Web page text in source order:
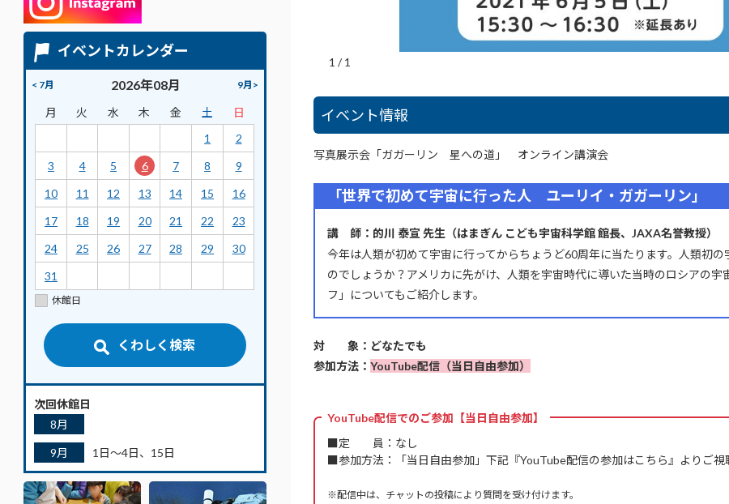
イベントカレンダー
< 7月 2026年08月 9月>
月 火 水 木 金 土
日
1
2
3
4 5 6 7 8
9
10
11 12 13 14 15
16
17
18 19 20 21 22
23
24
25 26 27 28 29
30
31
休館日
くわしく検索
次回休館日
8月
9月 1日～4日、15日
1 /1
イベント情報
写真展示会「ガガーリン 星への道」 オンライン講演会
「世界で初めて宇宙に行った人 ユーリイ・ガガーリン」
講 師：的川 泰宣 先生（はまぎん こども宇宙科学館 館長、JAXA名誉教授）
今年は人類が初めて宇宙に行ってからちょうど60周年に当たります。人類初
のでしょうか？アメリカに先がけ、人類を宇宙時代に導いた当時のロシアの
フ」についてもご紹介します。
対 象：どなたでも
参加方法：YouTube配信（当日自由参加）
YouTube配信でのご参加【当日自由参加】
■定 員：なし
■参加方法：「当日自由参加」下記『YouTube配信の参加はこちら』よりご視
※配信中は、チャットの投稿により質問を受け付けます。